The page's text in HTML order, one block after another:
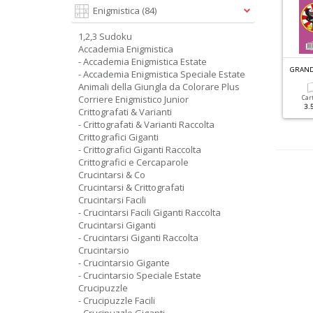
CRUCIVERBA SPECIALE N.5
Digitale
FACILI CRUCIVERBA SPECIALE N.1
Cartacea
1.80 €
Enigmistica (84)
1,2,3 Sudoku
Accademia Enigmistica
- Accademia Enigmistica Estate
- Accademia Enigmistica Speciale Estate
Animali della Giungla da Colorare Plus
Corriere Enigmistico Junior
Crittografati & Varianti
- Crittografati & Varianti Raccolta
Crittografici Giganti
- Crittografici Giganti Raccolta
Crittografici e Cercaparole
Crucintarsi & Co
Crucintarsi & Crittografati
Crucintarsi Facili
- Crucintarsi Facili Giganti Raccolta
Crucintarsi Giganti
- Crucintarsi Giganti Raccolta
Crucintarsio
- Crucintarsio Gigante
- Crucintarsio Speciale Estate
Crucipuzzle
- Crucipuzzle Facili